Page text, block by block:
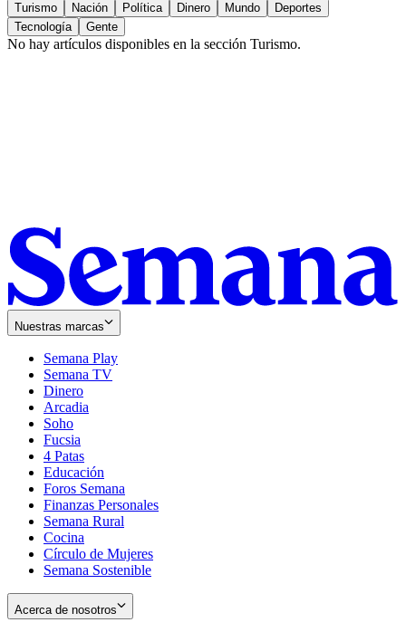
Turismo Nación Política Dinero Mundo
Deportes
Tecnología
Gente
No hay artículos disponibles en la sección Turismo.
Nuestras marcas
Semana Play
Semana TV
Dinero
Arcadia
Soho
in
new
window
Fucsia
in
new
window
4 Patas
Educación
Foros Semana
Finanzas Personales
Semana Rural
Cocina
Círculo de Mujeres
Semana Sostenible
Acerca de nosotros